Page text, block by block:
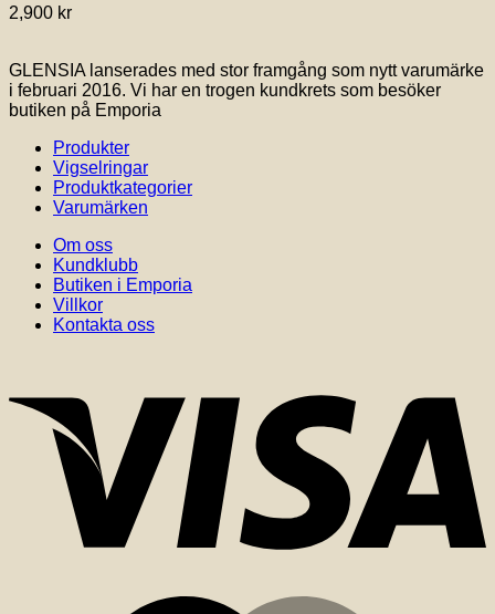
2,900 kr
GLENSIA lanserades med stor framgång som nytt varumärke
i februari 2016. Vi har en trogen kundkrets som besöker
butiken på Emporia
Produkter
Vigselringar
Produktkategorier
Varumärken
Om oss
Kundklubb
Butiken i Emporia
Villkor
Kontakta oss